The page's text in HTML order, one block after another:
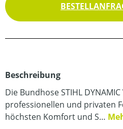
Beschreibung
Die Bundhose STIHL
professionellen und privaten
höchsten Komfort und S…